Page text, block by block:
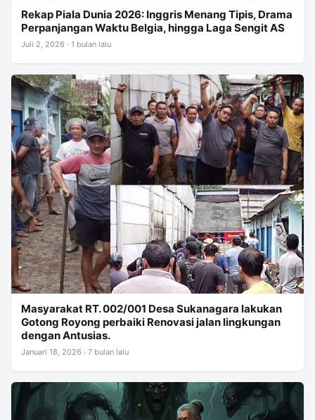
Rekap Piala Dunia 2026: Inggris Menang Tipis, Drama
Perpanjangan Waktu Belgia, hingga Laga Sengit AS
Juli 2, 2026 · 1 bulan lalu
Masyarakat RT. 002/001 Desa Sukanagara lakukan
Gotong Royong perbaiki Renovasi jalan lingkungan
dengan Antusias.
Januari 18, 2026 · 7 bulan lalu